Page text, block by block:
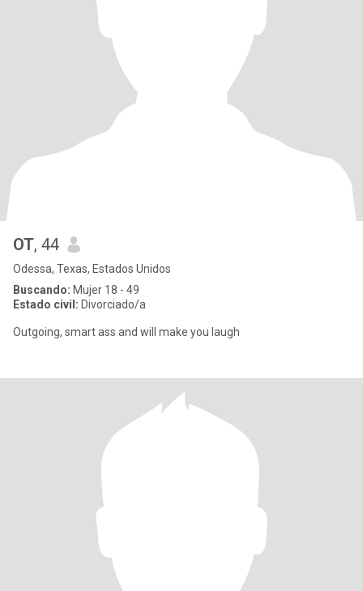
OT, 44
Odessa, Texas, Estados Unidos
Buscando: Mujer 18 - 49
Estado civil: Divorciado/a
Outgoing, smart ass and will make you laugh